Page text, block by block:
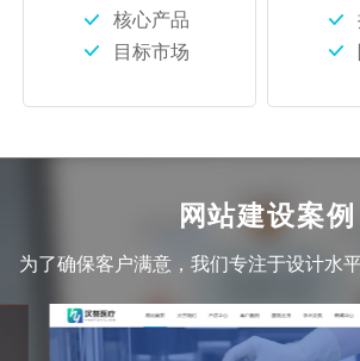
核心产品
目标市场
网站建设案例
为了确保客户满意，我们专注于设计水